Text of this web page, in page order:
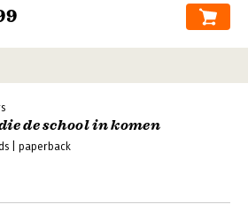
de school in komen
| paperback